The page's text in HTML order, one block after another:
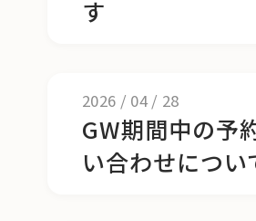
す
2026 / 04/ 28
GW期間中の予
い合わせについ